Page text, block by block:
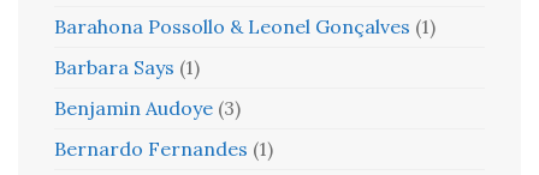
Barahona Possollo & Leonel Gonçalves (1)
Barbara Says (1)
Benjamin Audoye (3)
Bernardo Fernandes (1)